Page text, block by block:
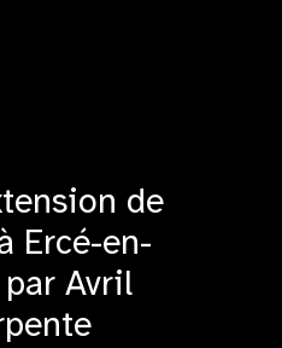
de
Ercé-en-
Avril